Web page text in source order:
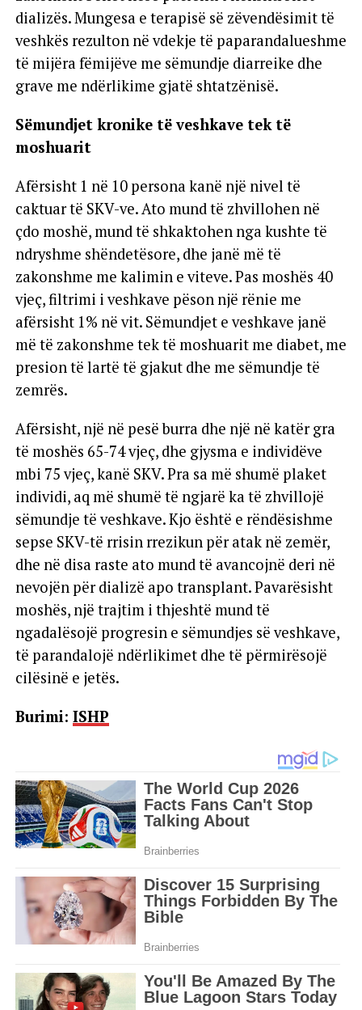
dializës. Mungesa e terapisë së zëvendësimit të
veshkës rezulton në vdekje të paparandalueshme
të mijëra fëmijëve me sëmundje diarreike dhe
grave me ndërlikime gjatë shtatzënisë.
Sëmundjet kronike të veshkave tek të
moshuarit
Afërsisht 1 në 10 persona kanë një nivel të
caktuar të SKV-ve. Ato mund të zhvillohen në
çdo moshë, mund të shkaktohen nga kushte të
ndryshme shëndetësore, dhe janë më të
zakonshme me kalimin e viteve. Pas moshës 40
vjeç, filtrimi i veshkave pëson një rënie me
afërsisht 1% në vit. Sëmundjet e veshkave janë
më të zakonshme tek të moshuarit me diabet, me
presion të lartë të gjakut dhe me sëmundje të
zemrës.
Afërsisht, një në pesë burra dhe një në katër gra
të moshës 65-74 vjeç, dhe gjysma e individëve
mbi 75 vjeç, kanë SKV. Pra sa më shumë plaket
individi, aq më shumë të ngjarë ka të zhvillojë
sëmundje të veshkave. Kjo është e rëndësishme
sepse SKV-të rrisin rrezikun për atak në zemër,
dhe në disa raste ato mund të avancojnë deri në
nevojën për dializë apo transplant. Pavarësisht
moshës, një trajtim i thjeshtë mund të
ngadalësojë progresin e sëmundjes së veshkave,
të parandalojë ndërlikimet dhe të përmirësojë
cilësinë e jetës.
Burimi: ISHP